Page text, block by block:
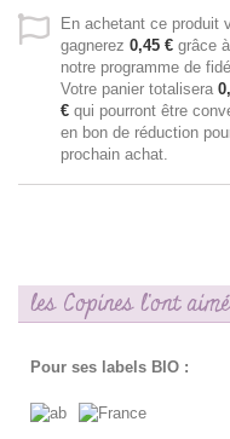
En achetant ce produit
gagnerez 0,45 € grâce à
notre programme de
Votre panier totalisera
€ qui pourront être
en bon de réduction
prochain achat.
les Copines l'ont
Pour ses labels BIO :